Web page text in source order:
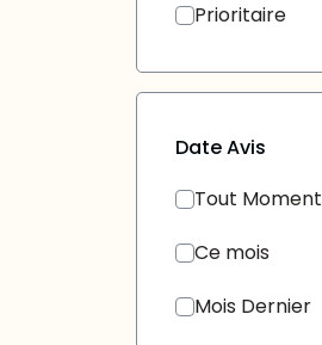
Prioritaire
Date Avis
Tout Moment
Ce mois
Mois Dernier